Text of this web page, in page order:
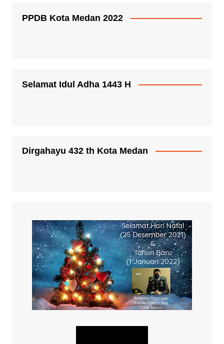
PPDB Kota Medan 2022
Selamat Idul Adha 1443 H
Dirgahayu 432 th Kota Medan